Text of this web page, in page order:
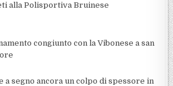
alla Polisportiva Bruinese
congiunto con la Vibonese a san
a segno ancora un colpo di spessore in